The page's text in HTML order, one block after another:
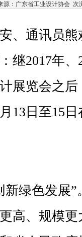
源：广东省工业设计协会 次
、通讯员熊
继2017年、
展览会之
13日至15
绿色发展”
高、规模